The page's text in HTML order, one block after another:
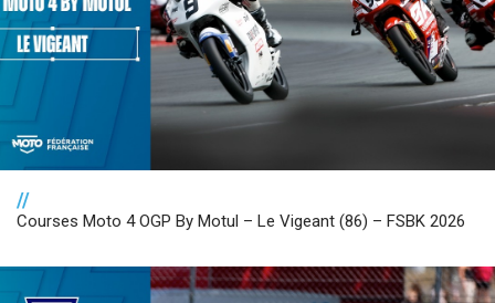
//
Courses Moto 4 OGP By Motul – Le Vigeant (86) – FSBK 2026